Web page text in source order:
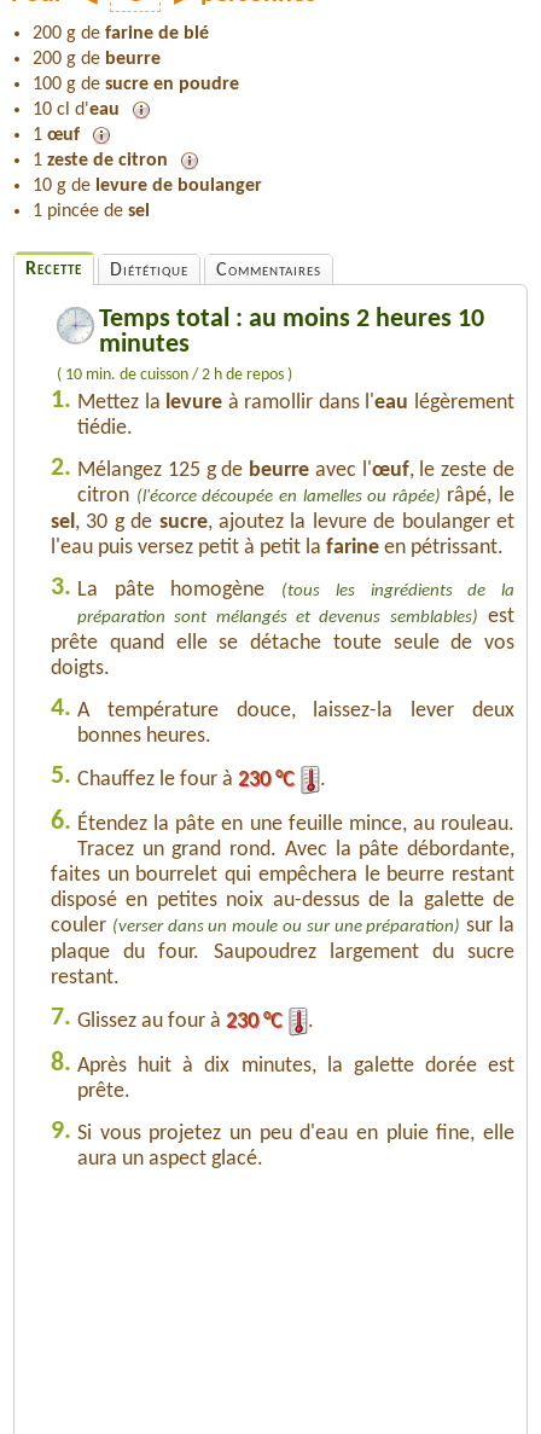
200 g de farine de blé
200 g de beurre
100 g de sucre en poudre
10 cl d'eau
1 œuf
1 zeste de citron
10 g de levure de boulanger
1 pincée de sel
Recette Diététique Commentaires
Temps total : au moins 2 heures 10
minutes
( 10 min. de cuisson / 2 h de repos )
1. Mettez la levure à ramollir dans l'eau légèrement
tiédie.
2. Mélangez 125 g de beurre avec l'œuf, le zeste de
citron (l'écorce découpée en lamelles ou râpée) râpé, le
sel , 30 g de sucre, ajoutez la levure de boulanger et
l'eau puis versez petit à petit la farine en pétrissant.
3. La pâte homogène
(tous les ingrédients de la
préparation sont mélangés et devenus semblables) est
prête quand elle se détache toute seule de vos
doigts.
4. A température douce, laissez-la lever deux
bonnes heures.
5. Chauffez le four à 230 °C .
6. Étendez la pâte en une feuille mince, au rouleau.
Tracez un grand rond. Avec la pâte débordante,
faites un bourrelet qui empêchera le beurre restant
disposé en petites noix au-dessus de la galette de
couler (verser dans un moule ou sur une préparation) sur la
plaque du four. Saupoudrez largement du sucre
restant.
7. Glissez au four à 230 °C .
8. Après huit à dix minutes, la galette dorée est
prête.
9. Si vous projetez un peu d'eau en pluie fine, elle
aura un aspect glacé.